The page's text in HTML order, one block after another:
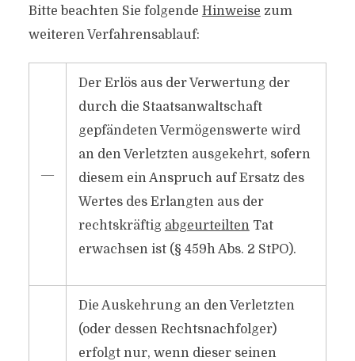
Bitte beachten Sie folgende Hinweise zum
weiteren Verfahrensablauf:
―
Der Erlös aus der Verwertung der
durch die Staatsanwaltschaft
gepfändeten Vermögenswerte wird
an den Verletzten ausgekehrt, sofern
diesem ein Anspruch auf Ersatz des
Wertes des Erlangten aus der
rechtskräftig abgeurteiltenTat
erwachsen ist (§ 459h Abs. 2 StPO).
Die Auskehrung an den Verletzten
(oder dessen Rechtsnachfolger)
erfolgt nur, wenn dieser seinen